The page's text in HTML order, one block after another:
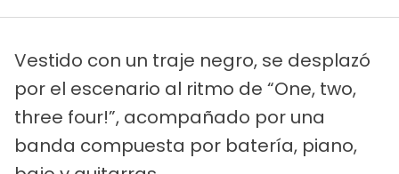
Vestido con un traje negro, se desplazó
por el escenario al ritmo de “One, two,
three four!”, acompañado por una
banda compuesta por batería, piano,